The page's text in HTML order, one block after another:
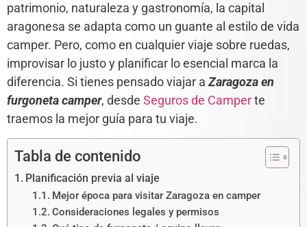
patrimonio, naturaleza y gastronomía, la capital
aragonesa se adapta como un guante al estilo de vida
camper. Pero, como en cualquier viaje sobre ruedas,
improvisar lo justo y planificar lo esencial marca la
diferencia. Si tienes pensado viajar aZaragoza en
furgoneta camper, desde Seguros de Camperte
traemos la mejor guía para tu viaje.
Tabla de contenido
Planificación previa al viaje
Mejor época para visitar Zaragoza en camper
Consideraciones legales y permisos